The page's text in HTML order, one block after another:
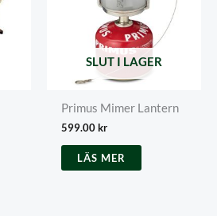
SLUT I LAGER
Primus Mimer Lantern
599.00kr
LÄS MER